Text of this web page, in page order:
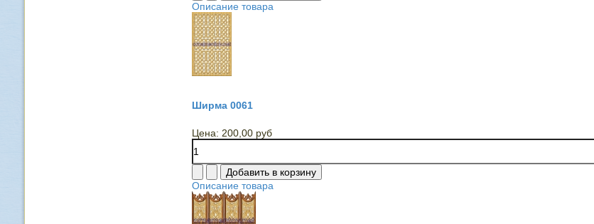
Описание товара
Ширма 0061
Цена: 200,00 руб
Описание товара